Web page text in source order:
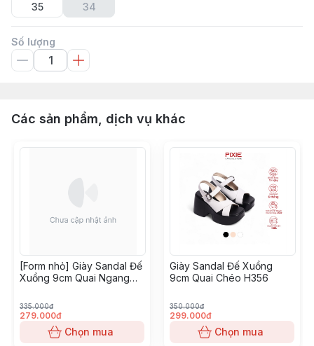
35
34
Số lượng
Các sản phẩm, dịch vụ khác
[Form nhỏ] Giày Sandal Đế
Xuồng 9cm Quai Ngang
335.000đ
279.000đ
Chọn mua
Giày Sandal Đế Xuồng
9cm Quai Chéo H356
350.000đ
299.000đ
Chọn mua